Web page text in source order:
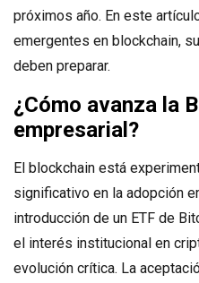
próximos año. En este
emergentes en blockchain,
deben preparar.
¿Cómo avanza la
empresarial?
El blockchain está
significativo en la adopción
introducción de un ETF de
el interés institucional en
evolución crítica. La